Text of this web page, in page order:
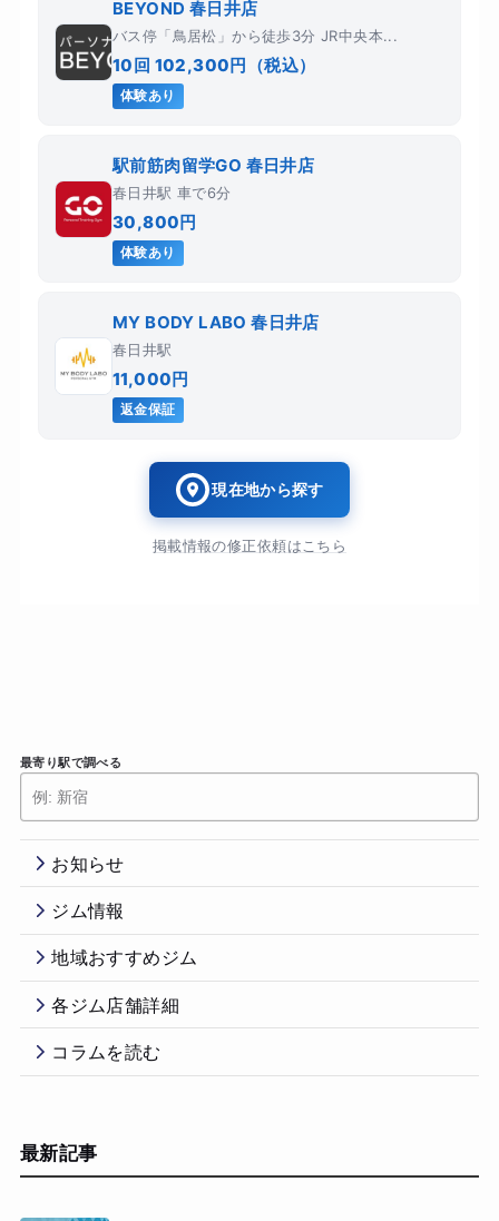
BEYOND 春日井店
バス停「鳥居松」から徒歩3分 JR中央本...
10回 102,300円（税込）
体験あり
駅前筋肉留学GO 春日井店
春日井駅 車で6分
30,800円
体験あり
MY BODY LABO 春日井店
春日井駅
11,000円
返金保証
現在地から探す
掲載情報の修正依頼はこちら
最寄り駅で調べる
お知らせ
ジム情報
地域おすすめジム
各ジム店舗詳細
コラムを読む
最新記事